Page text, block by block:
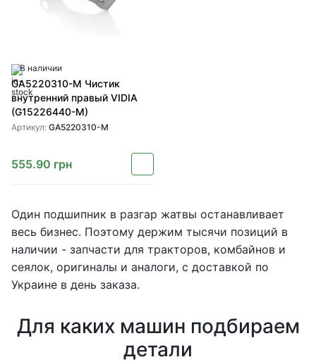
В наличии
GA5220310-M Чистик
внутренний правый VIDIA
(G15226440-M)
Артикул: GA5220310-M
555.90 грн
Один подшипник в разгар жатвы останавливает
весь бизнес. Поэтому держим тысячи позиций в
наличии - запчасти для тракторов, комбайнов и
сеялок, оригиналы и аналоги, с доставкой по
Украине в день заказа.
Для каких машин подбираем
детали